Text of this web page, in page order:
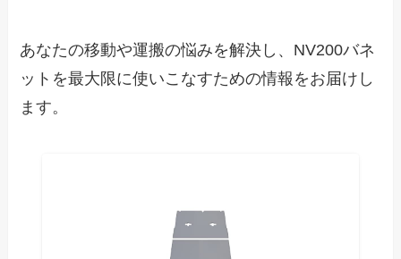
あなたの移動や運搬の悩みを解決し、NV200バネ
ットを最大限に使いこなすための情報をお届けし
ます。